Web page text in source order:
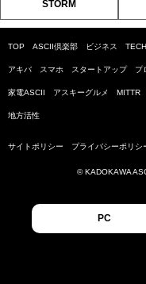
STORM
TOP ASCII倶楽部 ビジネス TECH
アキバ スマホ スタートアップ プ
家電ASCII アスキーグルメ MITTR
地方活性
サイトポリシー プライバシーポリシ
© KADOKAWA
PC